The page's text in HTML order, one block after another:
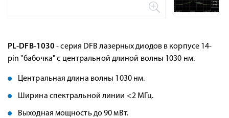
PL-DFB-1030 - серия DFB лазерных диодов в корпусе 14-
pin "бабочка" с центральной длиной волны 1030 нм.
Центральная длина волны 1030 нм.
Ширина спектральной линии <2 МГц.
Выходная мощность до 90 мВт.